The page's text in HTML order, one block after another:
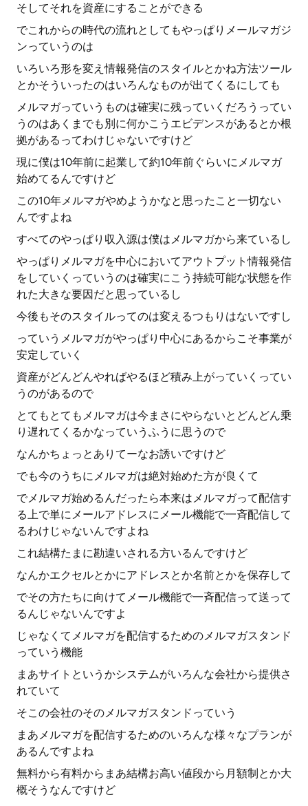
そしてそれを資産にすることができる
でこれからの時代の流れとしてもやっぱりメールマガジ
ンっていうのは
いろいろ形を変え情報発信のスタイルとかね方法ツール
とかそういったのはいろんなものが出てくるにしても
メルマガっていうものは確実に残っていくだろうってい
うのはあくまでも別に何かこうエビデンスがあるとか根
拠があるってわけじゃないですけど
現に僕は10年前に起業して約10年前ぐらいにメルマガ
始めてるんですけど
この10年メルマガやめようかなと思ったこと一切ない
んですよね
すべてのやっぱり収入源は僕はメルマガから来ているし
やっぱりメルマガを中心においてアウトプット情報発信
をしていくっていうのは確実にこう持続可能な状態を作
れた大きな要因だと思っているし
今後もそのスタイルってのは変えるつもりはないですし
っていうメルマガがやっぱり中心にあるからこそ事業が
安定していく
資産がどんどんやればやるほど積み上がっていくってい
うのがあるので
とてもとてもメルマガは今まさにやらないとどんどん乗
り遅れてくるかなっていうふうに思うので
なんかちょっとありてーなお誘いですけど
でも今のうちにメルマガは絶対始めた方が良くて
でメルマガ始めるんだったら本来はメルマガって配信す
る上で単にメールアドレスにメール機能で一斉配信して
るわけじゃないんですよね
これ結構たまに勘違いされる方いるんですけど
なんかエクセルとかにアドレスとか名前とかを保存して
でその方たちに向けてメール機能で一斉配信って送って
るんじゃないんですよ
じゃなくてメルマガを配信するためのメルマガスタンド
っていう機能
まあサイトというかシステムがいろんな会社から提供さ
れていて
そこの会社のそのメルマガスタンドっていう
まあメルマガを配信するためのいろんな様々なプランが
あるんですよね
無料から有料からまあ結構お高い値段から月額制とか大
概そうなんですけど